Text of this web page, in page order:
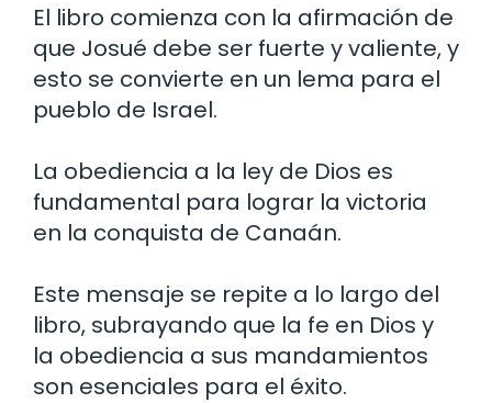
El libro comienza con la afirmación de
que Josué debe ser fuerte y valiente, y
esto se convierte en un lema para el
pueblo de Israel.
La obediencia a la ley de Dios es
fundamental para lograr la victoria
en la conquista de Canaán.
Este mensaje se repite a lo largo del
libro, subrayando que la fe en Dios y
la obediencia a sus mandamientos
son esenciales para el éxito.